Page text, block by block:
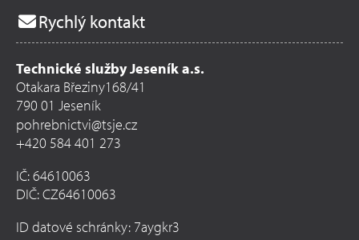
Rychlý kontakt
Technické služby Jeseník a.s.
Otakara Březiny168/41
790 01 Jeseník
pohrebnictvi@tsje.cz
+420 584 401 273
IČ: 64610063
DIČ: CZ64610063
ID datové schránky: 7aygkr3